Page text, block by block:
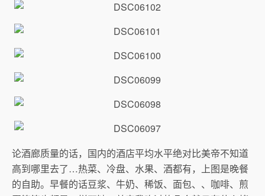
论酒廊质量的话，国内的酒店平均水平绝对比美帝不知道
高到哪里去了…热菜、冷盘、水果、酒都有，上图是晚餐
的自助。早餐的话豆浆、牛奶、稀饭、面包、、咖啡、煎